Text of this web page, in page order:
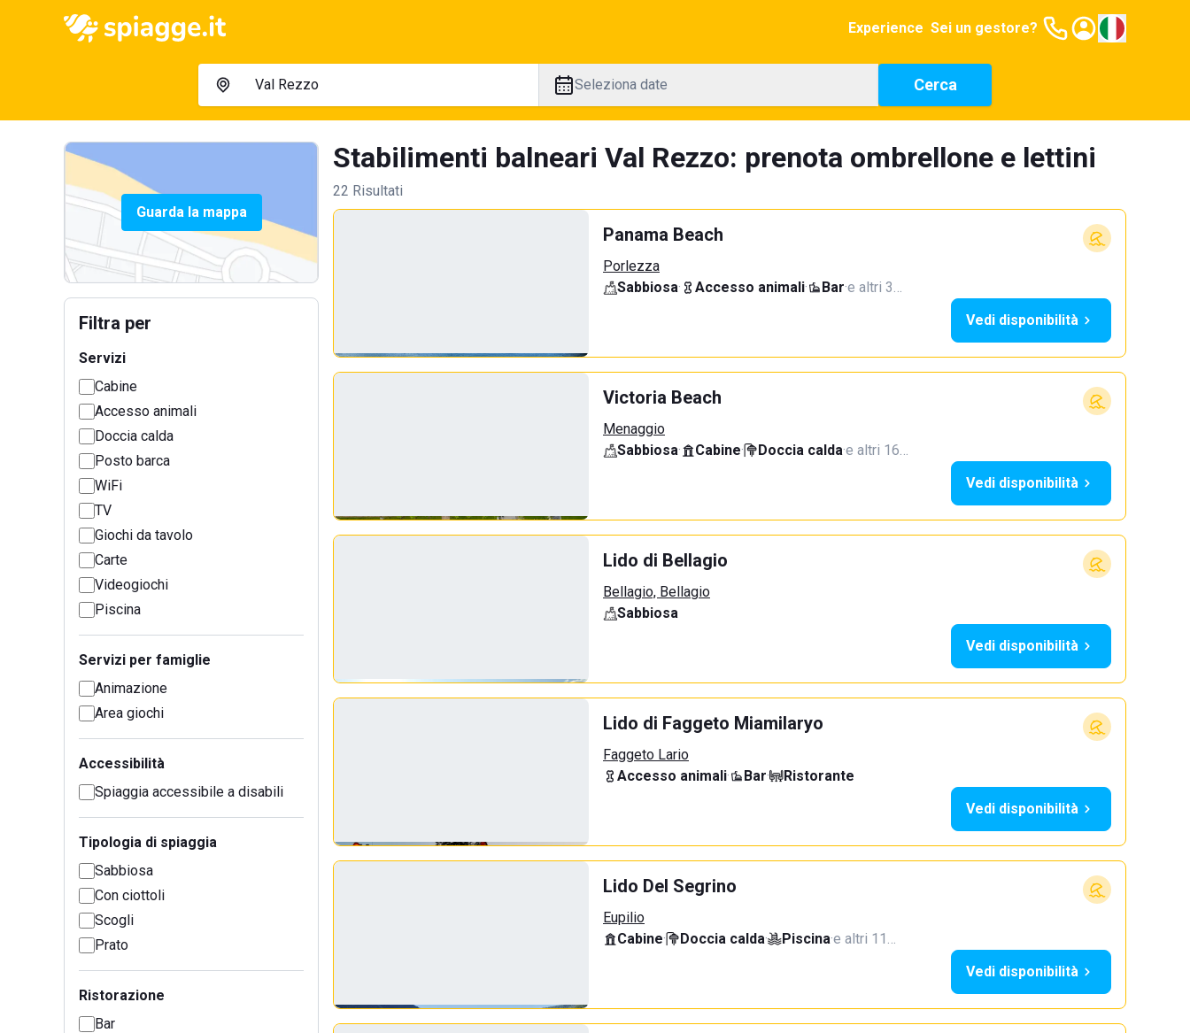
Experience Sei un gestore?
Seleziona date Cerca
Guarda la mappa
Filtra per
Servizi
Cabine
Accesso animali
Doccia calda
Posto barca
WiFi
TV
Giochi da tavolo
Carte
Videogiochi
Piscina
Servizi per famiglie
Animazione
Area giochi
Accessibilità
Spiaggia accessibile a disabili
Tipologia di spiaggia
Sabbiosa
Con ciottoli
Scogli
Prato
Ristorazione
Bar
Stabilimenti balneari Val Rezzo: prenota ombrellone e lettini
22 Risultati
Panama Beach
Porlezza
Sabbiosa· Accesso animali· Bar·e altri 3…
Vedi disponibilità
Victoria Beach
Menaggio
Sabbiosa· Cabine· Doccia calda·e altri 16…
Vedi disponibilità
Lido di Bellagio
Bellagio, Bellagio
Sabbiosa
Vedi disponibilità
Lido di Faggeto Miamilaryo
Faggeto Lario
Accesso animali· Bar·
Ristorante
Vedi disponibilità
Lido Del Segrino
Eupilio
Cabine· Doccia calda· Piscina·e altri 11…
Vedi disponibilità